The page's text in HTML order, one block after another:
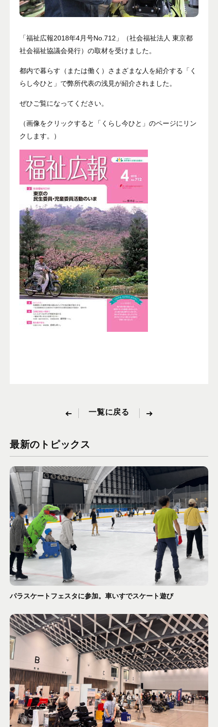
フォームからお問い合わせする
042-391-3328
営業時間
平日10：00 - 18：00
「福祉広報2018年4月号No.712」（社会福祉法人 東京都
社会福祉協議会発行）の取材を受けました。
都内で暮らす（または働く）さまざまな人を紹介する「く
らし今ひと」で弊所代表の浅見が紹介されました。
ぜひご覧になってください。
（画像をクリックすると「くらし今ひと」のページにリン
クします。）
一覧に戻る
最新のトピックス
パラスケートフェスタに参加。車いすでスケート遊び